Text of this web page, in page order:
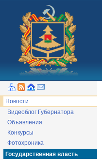
Новости
Видеоблог Губернатора
Объявления
Конкурсы
Фотохроника
Государственная власть